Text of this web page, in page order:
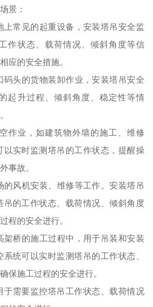
景：
上常见的起重设备，安装塔吊安全监
作状态、载荷情况、倾斜角度等信
应的安全措施。
码头的货物装卸作业，安装塔吊安全
起升过程、倾斜角度、稳定性等情
作业，如建筑物外墙的施工、维修
实时监测塔吊的工作状态，提醒操
事故。
风机安装、维修等工作。安装塔吊
的工作状态、载荷情况、倾斜角度
程的安全进行。
桥的施工过程中，用于吊装和安装
统可以实时监测塔吊的工作状态、
保施工过程的安全进行。
需要监控塔吊工作状态、载荷情况